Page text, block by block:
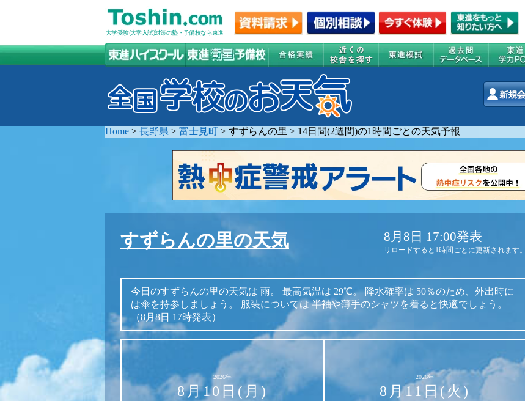
大学受験(大学入試)対策の塾・予備校なら東進
Home > 長野県 > 富士見町 > すずらんの里 > 14日間(2週間)の1時間ごとの天気予報
すずらんの里の天気 8月8日 17:00発表
リロードすると1時間ごとに更新されます。
今日のすずらんの里の天気は 雨。 最高気温は 29℃。 降水確率は 50％のため、外出時に
は傘を持参しましょう。
服装については 半袖や薄手のシャツを着ると快適でしょう。
（8月8日 17時発表）
2026年
8月10日(月)
2026年
8月11日(火)